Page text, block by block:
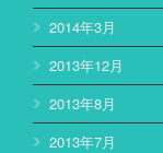
2014年3月
2013年12月
2013年8月
2013年7月